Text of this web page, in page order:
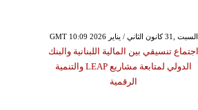
GMT 10:09 2026 السبت ,31 كانون الثاني / يناير
اجتماع تنسيقي بين المالية اللبنانية والبنك
الدولي لمتابعة مشاريع LEAP والتنمية
الرقمية